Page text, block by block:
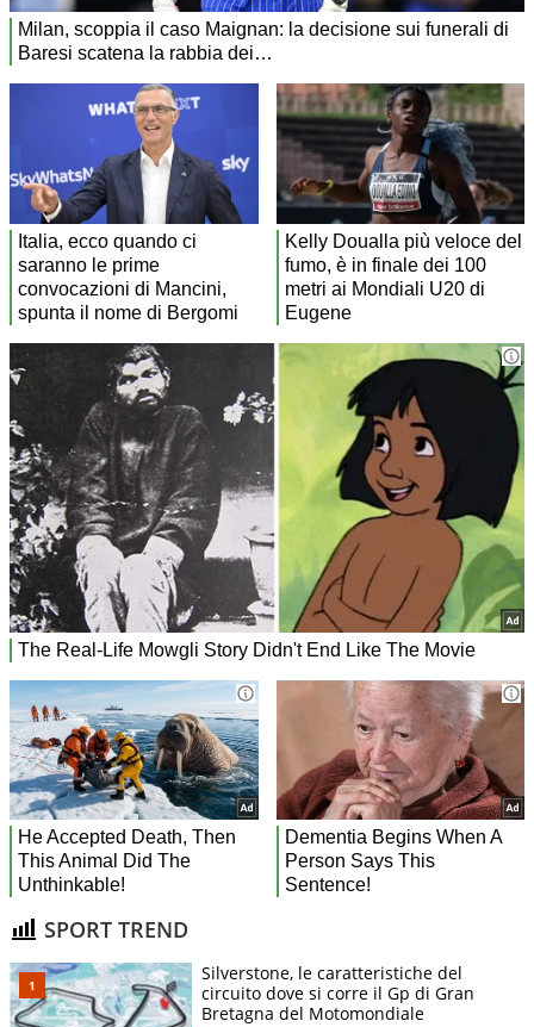
SPORT TREND
Silverstone, le caratteristiche del
circuito dove si corre il Gp di Gran
Bretagna del Motomondiale